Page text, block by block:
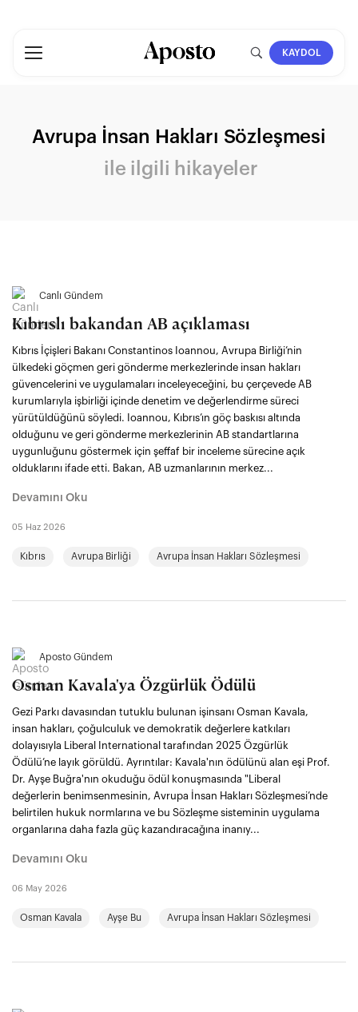
KAYDOL
Avrupa İnsan Hakları Sözleşmesi
ile ilgili hikayeler
Canlı Gündem
Kıbrıslı bakandan AB açıklaması
Kıbrıs İçişleri Bakanı Constantinos Ioannou, Avrupa Birliği’nin
ülkedeki göçmen geri gönderme merkezlerinde insan hakları
güvencelerini ve uygulamaları inceleyeceğini, bu çerçevede AB
kurumlarıyla işbirliği içinde denetim ve değerlendirme süreci
yürütüldüğünü söyledi. Ioannou, Kıbrıs’ın göç baskısı altında
olduğunu ve geri gönderme merkezlerinin AB standartlarına
uygunluğunu göstermek için şeffaf bir inceleme sürecine açık
olduklarını ifade etti. Bakan, AB uzmanlarının merkez...
Devamını Oku
05 Haz 2026
Kıbrıs Avrupa Birliği Avrupa İnsan Hakları Sözleşmesi
Aposto Gündem
Osman Kavala'ya Özgürlük Ödülü
Gezi Parkı davasından tutuklu bulunan işinsanı Osman Kavala,
insan hakları, çoğulculuk ve demokratik değerlere katkıları
dolayısıyla Liberal International tarafından 2025 Özgürlük
Ödülü’ne layık görüldü. Ayrıntılar: Kavala'nın ödülünü alan eşi Prof.
Dr. Ayşe Buğra'nın okuduğu ödül konuşmasında "Liberal
değerlerin benimsenmesinin, Avrupa İnsan Hakları Sözleşmesi’nde
belirtilen hukuk normlarına ve bu Sözleşme sisteminin uygulama
organlarına daha fazla güç kazandıracağına inanıy...
Devamını Oku
06 May 2026
Osman Kavala Ayşe Bu Avrupa İnsan Hakları Sözleşmesi